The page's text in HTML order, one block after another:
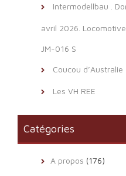
Intermodellbau .
avril 2026.
JM-016 S
Coucou d’Australie
Les VH REE
Catégories
A propos (176)